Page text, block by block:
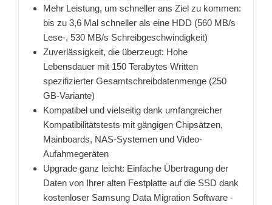
Mehr Leistung, um schneller ans Ziel zu kommen:
bis zu 3,6 Mal schneller als eine HDD (560 MB/s
Lese-, 530 MB/s Schreibgeschwindigkeit)
Zuverlässigkeit, die überzeugt: Hohe
Lebensdauer mit 150 Terabytes Written
spezifizierter Gesamtschreibdatenmenge (250
GB-Variante)
Kompatibel und vielseitig dank umfangreicher
Kompatibilitätstests mit gängigen Chipsätzen,
Mainboards, NAS-Systemen und Video-
Aufahmegeräten
Upgrade ganz leicht: Einfache Übertragung der
Daten von Ihrer alten Festplatte auf die SSD dank
kostenloser Samsung Data Migration Software -